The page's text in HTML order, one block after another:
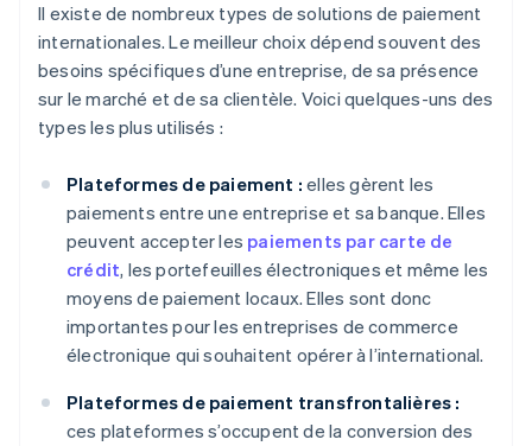
Il existe de nombreux types de solutions de paiement
internationales. Le meilleur choix dépend souvent des
besoins spécifiques d’une entreprise, de sa présence
sur le marché et de sa clientèle. Voici quelques-uns des
types les plus utilisés :
Plateformes de paiement : elles gèrent les
paiements entre une entreprise et sa banque. Elles
peuvent accepter les paiements par carte de
crédit, les portefeuilles électroniques et même les
moyens de paiement locaux. Elles sont donc
importantes pour les entreprises de commerce
électronique qui souhaitent opérer à l’international.
Plateformes de paiement transfrontalières :
ces plateformes s’occupent de la conversion des